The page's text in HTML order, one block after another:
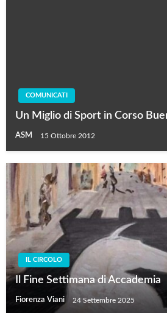
COMUNICATI
Un Miglio di Sport in Corso
ASM 15 Ottobre 2012
IL CIRCOLO
Il Fine Settimana di Accademia
Fiorenza Viani 24 Settembre 2025